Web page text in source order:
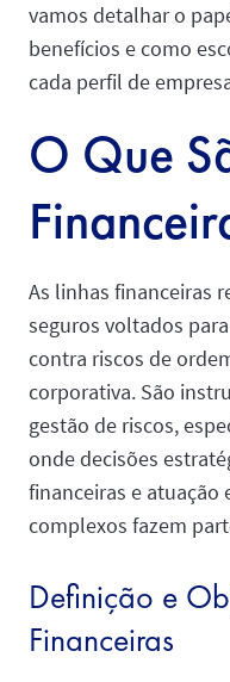
vamos detalhar o
benefícios e como
cada perfil de
O Que
As linhas financeiras
seguros voltados
contra riscos de
corporativa. São
gestão de riscos,
onde decisões
financeiras e
complexos fazem
Definição e
Financeiras